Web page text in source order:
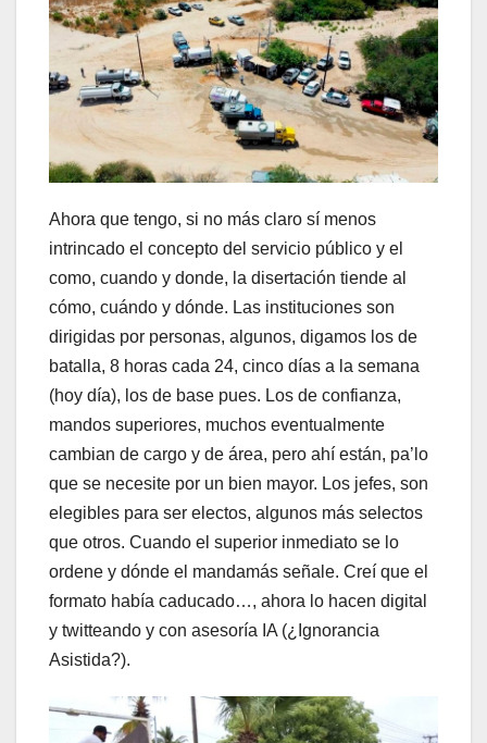
Ahora que tengo, si no más claro sí menos
intrincado el concepto del servicio público y el
como, cuando y donde, la disertación tiende al
cómo, cuándo y dónde. Las instituciones son
dirigidas por personas, algunos, digamos los de
batalla, 8 horas cada 24, cinco días a la semana
(hoy día), los de base pues. Los de confianza,
mandos superiores, muchos eventualmente
cambian de cargo y de área, pero ahí están, pa’lo
que se necesite por un bien mayor. Los jefes, son
elegibles para ser electos, algunos más selectos
que otros. Cuando el superior inmediato se lo
ordene y dónde el mandamás señale. Creí que el
formato había caducado…, ahora lo hacen digital
y twitteando y con asesoría IA (¿Ignorancia
Asistida?).